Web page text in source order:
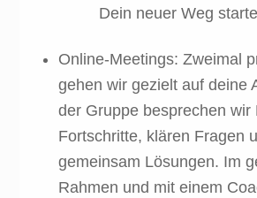
Dein neuer Weg
Online-Meetings: Zweimal
gehen wir gezielt auf deine
der Gruppe besprechen wir
Fortschritte, klären Fragen
gemeinsam Lösungen. Im
Rahmen und mit einem